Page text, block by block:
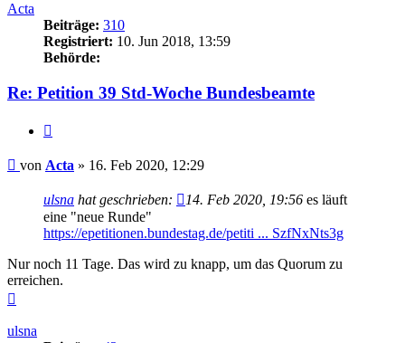
Acta
Beiträge: 310
Registriert: 10. Jun 2018, 13:59
Behörde:
Re: Petition 39 Std-Woche Bundesbeamte
Beitrag
von Acta » 16. Feb 2020, 12:29
ulsna hat geschrieben: 14. Feb 2020, 19:56 es läuft
eine "neue Runde"
https://epetitionen.bundestag.de/petiti ... SzfNxNts3g
Nur noch 11 Tage. Das wird zu knapp, um das Quorum zu
erreichen.
ulsna